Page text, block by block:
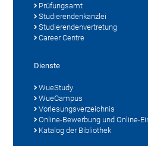
Prüfungsamt
Studierendenkanzlei
Studierendenvertretung
Career Centre
Dienste
WueStudy
WueCampus
Vorlesungsverzeichnis
Online-Bewerbung und Online-
Katalog der Bibliothek